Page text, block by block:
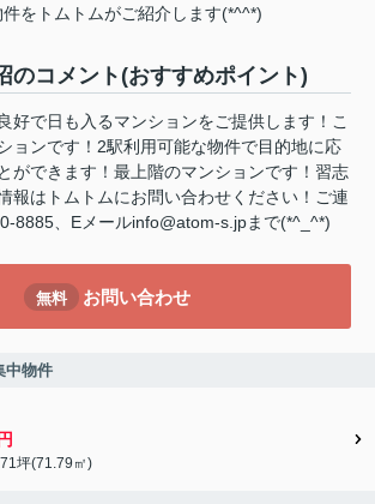
をトムトムがご紹介します(*^^*)
のコメント(おすすめポイント)
好で日も入るマンションをご提供します！こ
ョンです！2駅利用可能な物件で目的地に応
ができます！最上階のマンションです！習志
報はトムトムにお問い合わせください！ご連
8885、Eメールinfo@atom-s.jpまで(*^_^*)
無料 お問い合わせ
中物件
坪(71.79㎡)